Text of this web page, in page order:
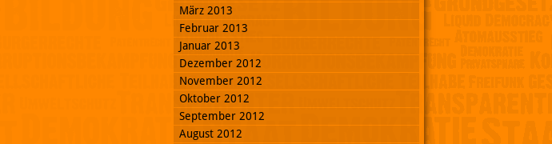
März 2013
Februar 2013
Januar 2013
Dezember 2012
November 2012
Oktober 2012
September 2012
August 2012